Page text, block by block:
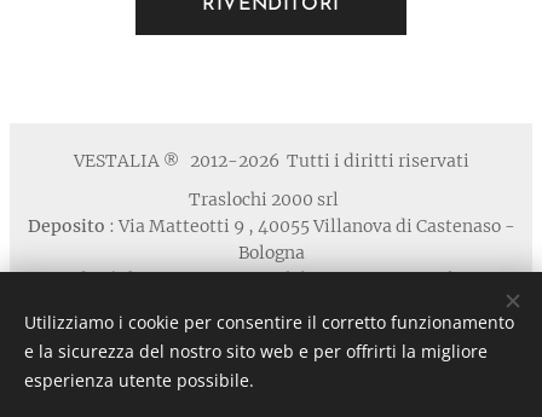
RIVENDITORI
VESTALIA ®
2012-2026 Tutti i diritti riservati
Traslochi 2000 srl
Deposito : Via Matteotti 9 , 40055 Villanova di Castenaso -
Bologna
Studio / Show Room: via Calabria 1A , 40139 Bologna
@vestaliamobili.com
P.I./C.F. 03135881203 - REA: BO-494768 - I.R.I. di Bologna
n. 03135881203 in data 05/07/2011- Cap.Soc. € 30.000,00 I.V.
Utilizziamo i cookie per consentire il corretto funzionamento
e la sicurezza del nostro sito web e per offrirti la migliore
esperienza utente possibile.